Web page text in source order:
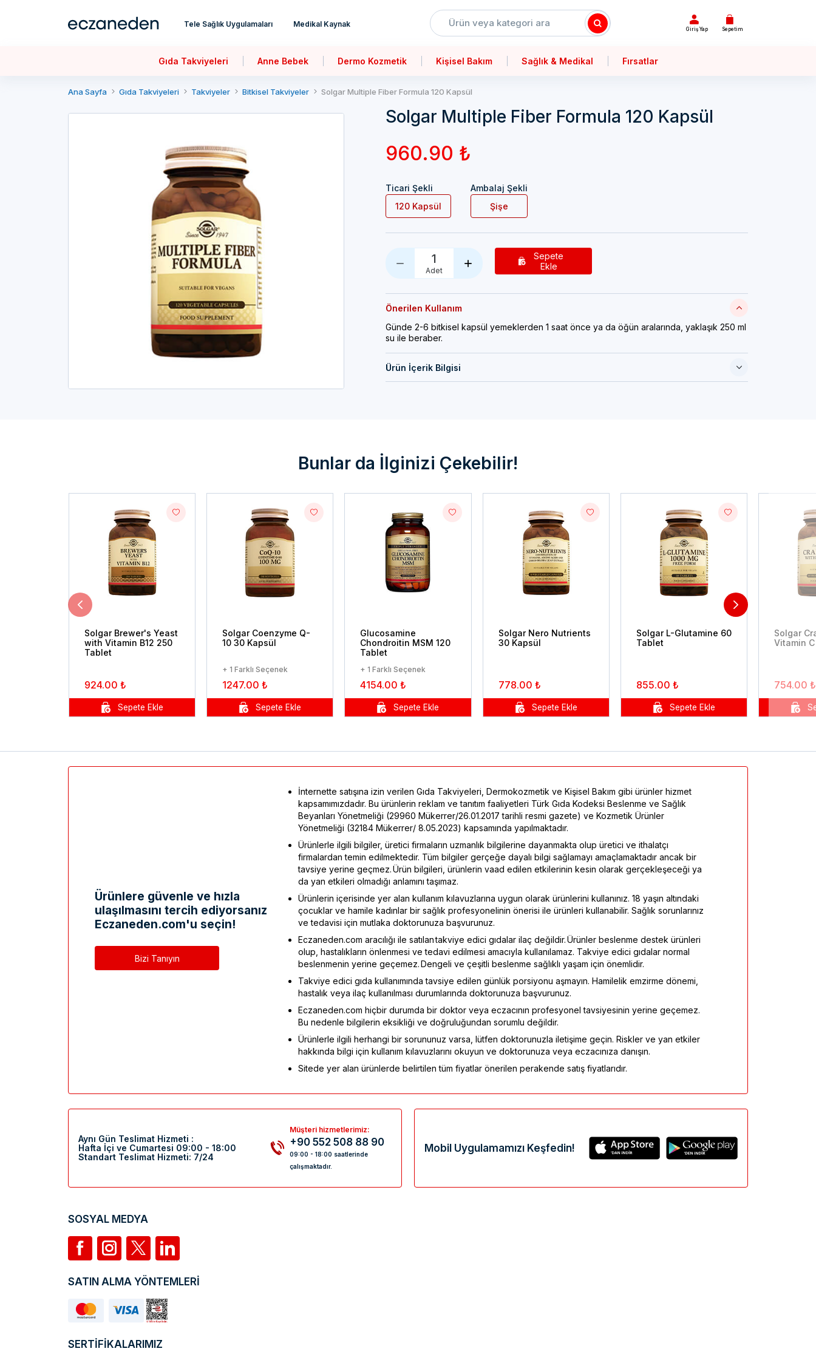
Tele Sağlık Uygulamaları Medikal Kaynak
Giriş Yap Sepetim
Gıda Takviyeleri Anne Bebek Dermo Kozmetik Kişisel Bakım Sağlık & Medikal Fırsatlar
Ana Sayfa Gıda Takviyeleri Takviyeler Bitkisel Takviyeler Solgar Multiple Fiber Formula 120 Kapsül
Solgar Multiple Fiber Formula 120 Kapsül
960.90 ₺
Ticari Şekli
120 Kapsül
Ambalaj Şekli
Şişe
1
Adet
Sepete
Ekle
Önerilen Kullanım
Günde 2-6 bitkisel kapsül yemeklerden 1 saat önce ya da öğün aralarında, yaklaşık 250 ml
su ile beraber.
Ürün İçerik Bilgisi
Bunlar da İlginizi Çekebilir!
Solgar Brewer's Yeast
with Vitamin B12 250
Tablet
924.00 ₺
Solgar Coenzyme Q-
10 30 Kapsül
+ 1 Farklı Seçenek
1247.00 ₺
Glucosamine
Chondroitin MSM 120
Tablet
+ 1 Farklı Seçenek
4154.00 ₺
Solgar Nero Nutrients
30 Kapsül
778.00 ₺
Solgar L-Glutamine 60
Tablet
855.00 ₺
Solgar
Vitamin
754.00 ₺
Ürünlere güvenle ve hızla
ulaşılmasını tercih ediyorsanız
Eczaneden.com'u seçin!
Bizi Tanıyın
İnternette satışına izin verilen Gıda Takviyeleri, Dermokozmetik ve Kişisel Bakım gibi ürünler hizmet
kapsamımızdadır. Bu ürünlerin reklam ve tanıtım faaliyetleri Türk Gıda Kodeksi Beslenme ve Sağlık
Beyanları Yönetmeliği (29960 Mükerrer/26.01.2017 tarihli resmi gazete) ve Kozmetik Ürünler
Yönetmeliği (32184 Mükerrer/ 8.05.2023) kapsamında yapılmaktadır.
Ürünlerle ilgili bilgiler, üretici firmaların uzmanlık bilgilerine dayanmakta olup üretici ve ithalatçı
firmalardan temin edilmektedir. Tüm bilgiler gerçeğe dayalı bilgi sağlamayı amaçlamaktadır ancak bir
tavsiye yerine geçmez. Ürün bilgileri, ürünlerin vaad edilen etkilerinin kesin olarak gerçekleşeceği ya
da yan etkileri olmadığı anlamını taşımaz.
Ürünlerin içerisinde yer alan kullanım kılavuzlarına uygun olarak ürünlerini kullanınız. 18 yaşın altındaki
çocuklar ve hamile kadınlar bir sağlık profesyonelinin önerisi ile ürünleri kullanabilir. Sağlık sorunlarınız
ve tedavisi için mutlaka doktorunuza başvurunuz.
Eczaneden.com aracılığı ile satılan takviye edici gıdalar ilaç değildir. Ürünler beslenme destek ürünleri
olup, hastalıkların önlenmesi ve tedavi edilmesi amacıyla kullanılamaz. Takviye edici gıdalar normal
beslenmenin yerine geçemez. Dengeli ve çeşitli beslenme sağlıklı yaşam için önemlidir.
Takviye edici gıda kullanımında tavsiye edilen günlük porsiyonu aşmayın. Hamilelik emzirme dönemi,
hastalık veya ilaç kullanılması durumlarında doktorunuza başvurunuz.
Eczaneden.com hiçbir durumda bir doktor veya eczacının profesyonel tavsiyesinin yerine geçemez.
Bu nedenle bilgilerin eksikliği ve doğruluğundan sorumlu değildir.
Ürünlerle ilgili herhangi bir sorununuz varsa, lütfen doktorunuzla iletişime geçin. Riskler ve yan etkiler
hakkında bilgi için kullanım kılavuzlarını okuyun ve doktorunuza veya eczacınıza danışın.
Sitede yer alan ürünlerde belirtilen tüm fiyatlar önerilen perakende satış fiyatlarıdır.
Aynı Gün Teslimat Hizmeti :
Hafta İçi ve Cumartesi 09:00 - 18:00
Standart Teslimat Hizmeti: 7/24
Müşteri hizmetlerimiz:
+90 552 508 88 90
09:00 - 18:00 saatlerinde
çalışmaktadır.
Mobil Uygulamamızı Keşfedin!
SOSYAL MEDYA
SATIN ALMA YÖNTEMLERİ
SERTİFİKALARIMIZ